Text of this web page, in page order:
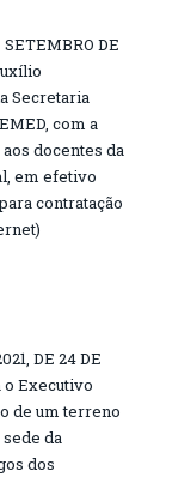
DE
Secretaria
com a
docentes da
em efetivo
contratação
DE 24 DE
o Executivo
de um terreno
da
dos